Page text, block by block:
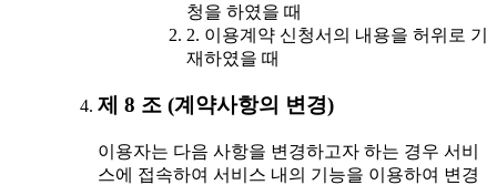
청을 하였을 때
2. 이용계약 신청서의 내용을 허위로 기
재하였을 때
제 8 조 (계약사항의 변경)
이용자는 다음 사항을 변경하고자 하는 경우 서비
스에 접속하여 서비스 내의 기능을 이용하여 변경